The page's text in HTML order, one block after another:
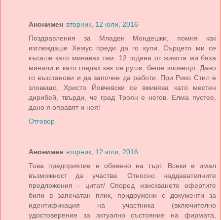
Анонимен вторник, 12 юли, 2016
Поздравления за Младен Мондешки, помня как
изглеждаше Хемус преди да го купи. Сърцето ми се
късаше като минавах там. 12 години от живота ми бяха
минали и като гледах как се руши, беше зловещо. Дано
го възстанови и да започне да работи. При Рико Стил е
зловещо, Христо Йовчевски се вживява като местен
дирибей, твърди, че град Троян е негов. Елма пустее,
дано я оправят и нея!
Отговор
Анонимен вторник, 12 юли, 2016
Това предприятие е обявено на търг. Всеки е имал
възможност да участва. Относно наддавателните
предложения - цитат/ Според изискването офертите
били в запечатан плик, придружени с документи за
идентификация на участника (включително
удостоверение за актуално състояние на фирмата,